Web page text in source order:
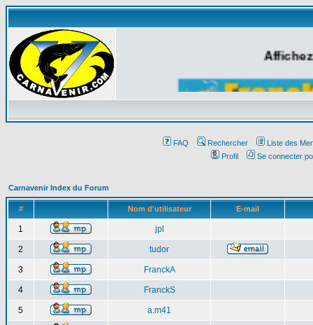
FAQ Rechercher
Liste des
Profil
Se connecter
Carnavenir Index du Forum
# Nom d'utilisateur E-mail
1 jpl
2 tudor
3 FranckA
4 FranckS
5 a.m41